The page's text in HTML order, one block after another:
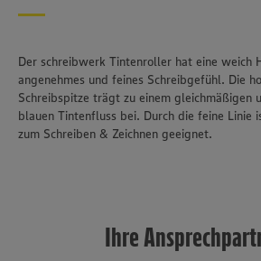
Der schreibwerk Tintenroller hat eine weich
angenehmes und feines Schreibgefühl. Die
Schreibspitze trägt zu einem gleichmäßigen
blauen Tintenfluss bei. Durch die feine
zum Schreiben & Zeichnen geeignet.
Ihre